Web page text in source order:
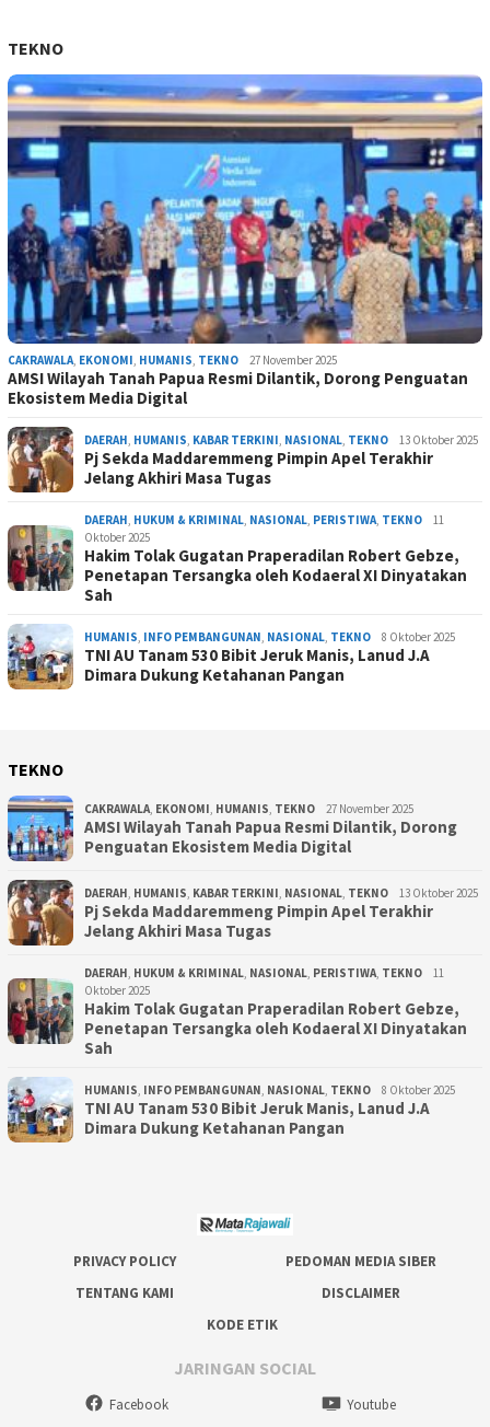
TEKNO
CAKRAWALA EKONOMI HUMANIS TEKNO 27 November 2025
AMSI Wilayah Tanah Papua Resmi Dilantik, Dorong Penguatan
Ekosistem Media Digital
DAERAH HUMANIS KABAR TERKINI NASIONAL TEKNO 13 Oktober 2025
Pj Sekda Maddaremmeng Pimpin Apel Terakhir
Jelang Akhiri Masa Tugas
DAERAH HUKUM & KRIMINAL NASIONAL PERISTIWA TEKNO
11
Oktober 2025
Hakim Tolak Gugatan Praperadilan Robert Gebze,
Penetapan Tersangka oleh Kodaeral XI Dinyatakan
Sah
HUMANIS INFO PEMBANGUNAN NASIONAL TEKNO 8 Oktober 2025
TNI AU Tanam 530 Bibit Jeruk Manis, Lanud J.A
Dimara Dukung Ketahanan Pangan
TEKNO
CAKRAWALA EKONOMI HUMANIS TEKNO 27 November 2025
AMSI Wilayah Tanah Papua Resmi Dilantik, Dorong
Penguatan Ekosistem Media Digital
DAERAH HUMANIS KABAR TERKINI NASIONAL TEKNO 13 Oktober 2025
Pj Sekda Maddaremmeng Pimpin Apel Terakhir
Jelang Akhiri Masa Tugas
DAERAH HUKUM & KRIMINAL NASIONAL PERISTIWA TEKNO
11
Oktober 2025
Hakim Tolak Gugatan Praperadilan Robert Gebze,
Penetapan Tersangka oleh Kodaeral XI Dinyatakan
Sah
HUMANIS INFO PEMBANGUNAN NASIONAL TEKNO 8 Oktober 2025
TNI AU Tanam 530 Bibit Jeruk Manis, Lanud J.A
Dimara Dukung Ketahanan Pangan
PRIVACY POLICY
PEDOMAN MEDIA SIBER
TENTANG KAMI
DISCLAIMER
KODE ETIK
JARINGAN SOCIAL
Facebook Youtube